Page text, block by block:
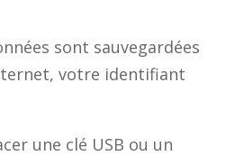
sont sauvegardées
votre identifiant
une clé USB ou un